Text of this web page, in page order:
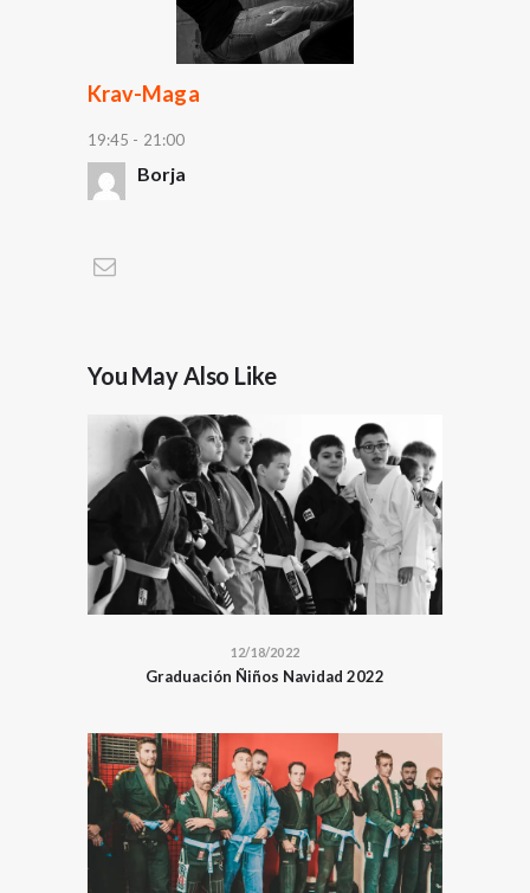
Krav-Maga
19:45 - 21:00
Borja
You May Also Like
12/18/2022
Graduación Ñiños Navidad 2022